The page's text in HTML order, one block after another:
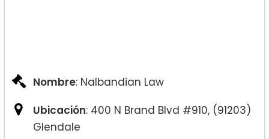
Nombre: Nalbandian Law
Ubicación: 400 N Brand Blvd #910, (91203)
Glendale